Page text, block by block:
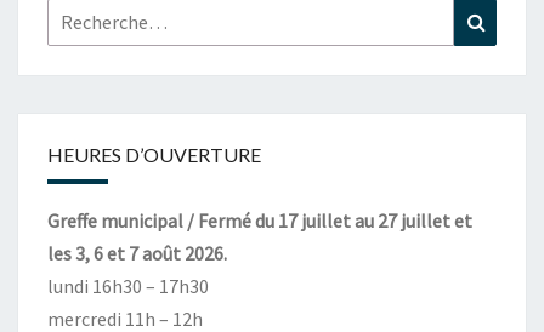
Rechercher :
HEURES D’OUVERTURE
Greffe municipal / Fermé du 17 juillet au 27 juillet et
les 3, 6 et 7 août 2026.
lundi 16h30 – 17h30
mercredi 11h – 12h